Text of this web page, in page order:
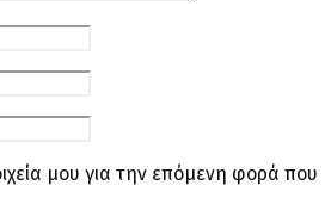
μου για την επόμενη φορά που